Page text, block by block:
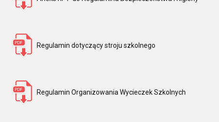
Regulamin dotyczący stroju szkolnego
Regulamin Organizowania Wycieczek Szkolnych